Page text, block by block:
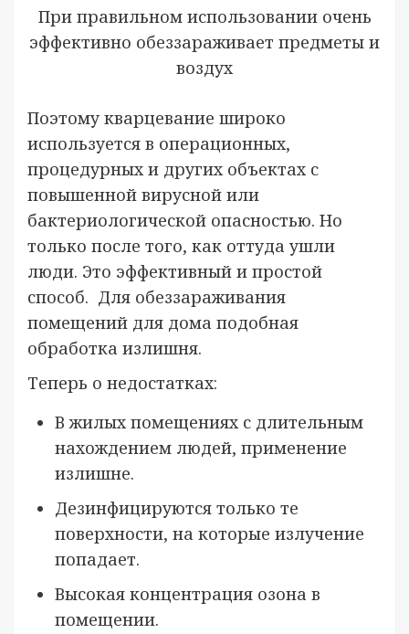
При правильном использовании очень
эффективно обеззараживает предметы и
воздух
Поэтому кварцевание широко
используется в операционных,
процедурных и других объектах с
повышенной вирусной или
бактериологической опасностью. Но
только после того, как оттуда ушли
люди. Это эффективный и простой
способ. Для обеззараживания
помещений для дома подобная
обработка излишня.
Теперь о недостатках:
В жилых помещениях с длительным
нахождением людей, применение
излишне.
Дезинфицируются только те
поверхности, на которые излучение
попадает.
Высокая концентрация озона в
помещении.